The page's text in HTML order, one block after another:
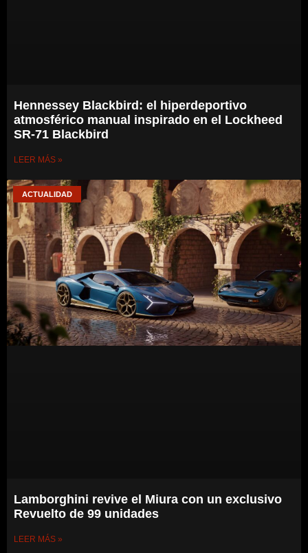
Hennessey Blackbird: el hiperdeportivo
atmosférico manual inspirado en el Lockheed
SR-71 Blackbird
LEER MÁS »
ACTUALIDAD
Lamborghini revive el Miura con un exclusivo
Revuelto de 99 unidades
LEER MÁS »